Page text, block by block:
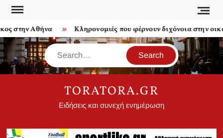
Skip
content
στην Αθήνα Κληρονομιές που φέρνουν διχόνοια στην
Search
TORATORA.GR
Ειδήσεις και συνεχή ενημέρωση